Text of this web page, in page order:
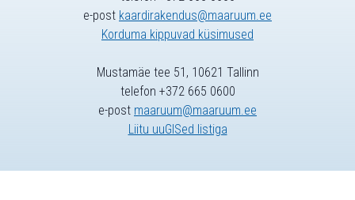
e-post kaardirakendus@maaruum.ee
Korduma kippuvad küsimused
Mustamäe tee 51, 10621 Tallinn
telefon +372 665 0600
e-post maaruum@maaruum.ee
Liitu uuGISed listiga